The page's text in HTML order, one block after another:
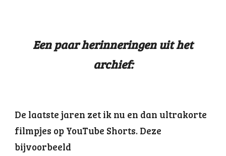
Een paar herinneringen uit het
archief:
De laatste jaren zet ik nu en dan ultrakorte
filmpjes op YouTube Shorts. Deze
bijvoorbeeld